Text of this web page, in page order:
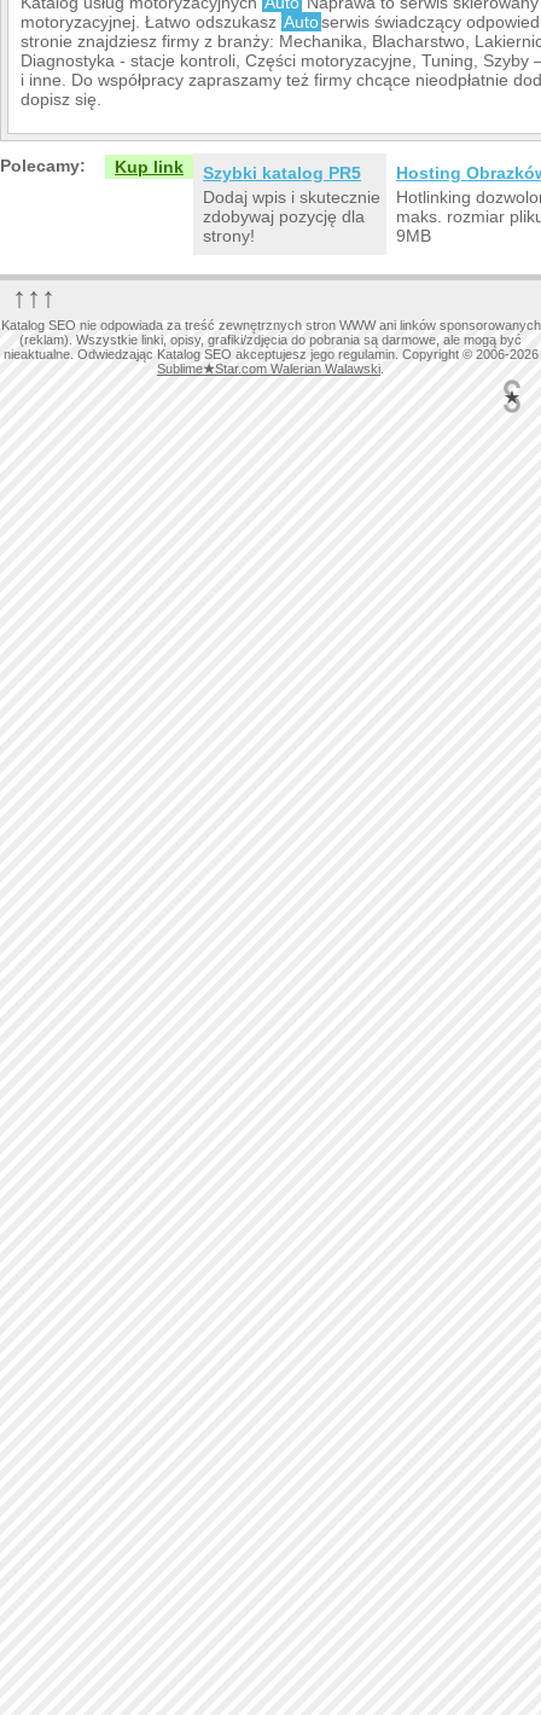
motoryzacyjnej. Łatwo odszukasz Autoserwis świadczący
stronie znajdziesz firmy z branży: Mechanika, Blacharstwo,
Diagnostyka - stacje kontroli, Części motoryzacyjne, Tuning, Szyby
i inne. Do współpracy zapraszamy też firmy chcące nieodpłatnie
dopisz się.
Polecamy: Kup link
Szybki katalog PR5
Dodaj wpis i skutecznie
zdobywaj pozycję dla
strony!
Hosting
Hotlinking
maks. rozmiar
9MB
↑↑↑
Katalog SEO nie odpowiada za treść zewnętrznych stron WWW ani linków sponsorowanych
(reklam). Wszystkie linki, opisy, grafiki/zdjęcia do pobrania są darmowe, ale mogą być
nieaktualne. Odwiedzając Katalog SEO akceptujesz jego regulamin. Copyright © 2006-2026
Sublime★Star.com Walerian Walawski